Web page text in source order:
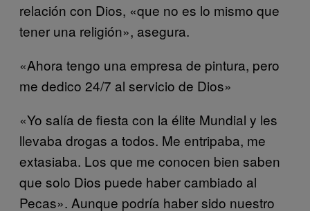
relación con Dios, «que no es lo mismo que
tener una religión», asegura.
«Ahora tengo una empresa de pintura, pero
me dedico 24/7 al servicio de Dios»
«Yo salía de fiesta con la élite Mundial y les
llevaba drogas a todos. Me entripaba, me
extasiaba. Los que me conocen bien saben
que solo Dios puede haber cambiado al
Pecas». Aunque podría haber sido nuestro